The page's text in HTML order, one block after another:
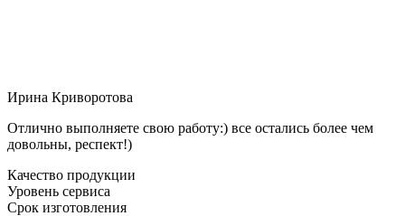
Ирина Криворотова
Отлично выполняете свою работу:) все остались более чем
довольны, респект!)
Качество продукции
Уровень сервиса
Срок изготовления